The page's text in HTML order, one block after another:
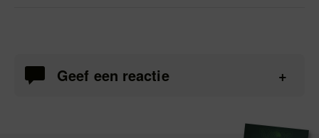
Geef een reactie